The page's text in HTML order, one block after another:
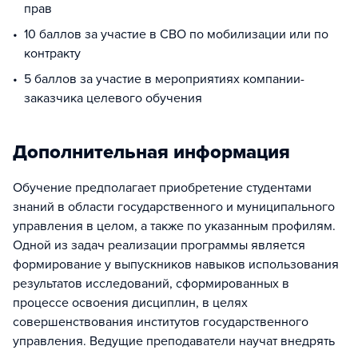
прав
10 баллов за участие в СВО по мобилизации или по
контракту
5 баллов за участие в мероприятиях компании-
заказчика целевого обучения
Дополнительная информация
Обучение предполагает приобретение студентами
знаний в области государственного и муниципального
управления в целом, а также по указанным профилям.
Одной из задач реализации программы является
формирование у выпускников навыков использования
результатов исследований, сформированных в
процессе освоения дисциплин, в целях
совершенствования институтов государственного
управления. Ведущие преподаватели научат внедрять